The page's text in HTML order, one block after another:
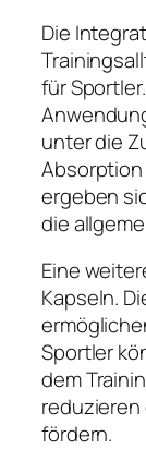
Die
für
unter die
Absorption
ergeben
die
Eine
Kapseln.
Sportler
dem
reduzieren
fördern.